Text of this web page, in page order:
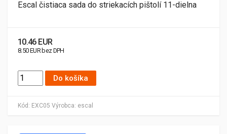
Kód: EXC05 Výrobca: escal
Escal čistiaca sada do striekacích pištolí 11-dielna
10.46 EUR
8.50 EUR bez DPH
Do košíka